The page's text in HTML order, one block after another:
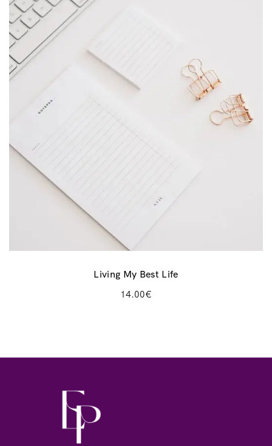
Living My Best Life
14.00€